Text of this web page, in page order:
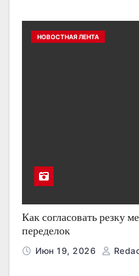
НОВОСТНАЯ ЛЕНТА
Как согласовать резку
переделок
Июн 19, 2026